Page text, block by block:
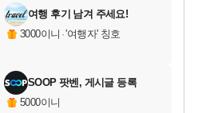
교환.
당첨되셨습니다.
당첨되셨습니다.
당첨되셨습니다.
당첨되셨습니다.
당첨되셨습니다.
당첨되셨습니다.
당첨되셨습니다.
에디션 (스팀코드) 를 교환.
당첨되셨습니다.
여행 후기 남겨 주세요!
3000이니 ·'여행자' 칭호
SOOP 팟벤, 게시글 등록
5000이니